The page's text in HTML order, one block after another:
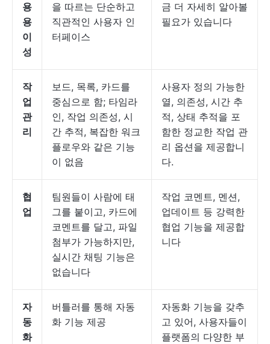
용
용
이
성
을 따르는 단순하고
직관적인 사용자 인
터페이스
금 더 자세히 알아볼
필요가 있습니다
작
업
관
리
보드, 목록, 카드를
중심으로 함; 타임라
인, 작업 의존성, 시
간 추적, 복잡한 워크
플로우와 같은 기능
이 없음
사용자 정의 가능한
열, 의존성, 시간 추
적, 상태 추적을 포
함한 정교한 작업 관
리 옵션을 제공합니
다.
협
업
팀원들이 사람에 태
그를 붙이고, 카드에
코멘트를 달고, 파일
첨부가 가능하지만,
실시간 채팅 기능은
없습니다
작업 코멘트, 멘션,
업데이트 등 강력한
협업 기능을 제공합
니다
자
동
화
버틀러를 통해 자동
화 기능 제공
자동화 기능을 갖추
고 있어, 사용자들이
플랫폼의 다양한 부